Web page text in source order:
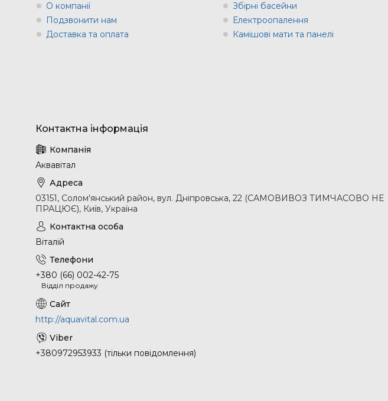
О компанії
Подзвонити нам
Доставка та оплата
Збірні басейни
Електроопалення
Камішові мати та панелі
Аквавітал
03151, Солом'янський район, вул. Дніпровська, 22 (САМОВИВОЗ ТИМЧАСОВО НЕ
ПРАЦЮЄ), Київ, Україна
Віталій
+380 (66) 002-42-75
Відділ продажу
http://aquavital.com.ua
+380972953933 (тільки повідомлення)